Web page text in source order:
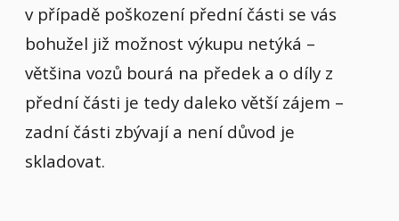
v případě poškození přední části se vás
bohužel již možnost výkupu netýká –
většina vozů bourá na předek a o díly z
přední části je tedy daleko větší zájem –
zadní části zbývají a není důvod je
skladovat.